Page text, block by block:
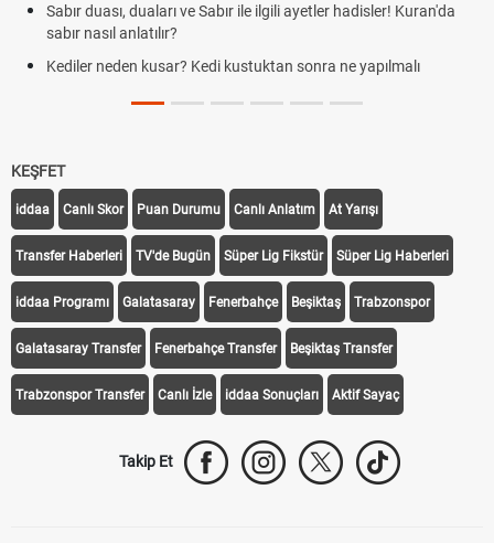
Sabır duası, duaları ve Sabır ile ilgili ayetler hadisler! Kuran'da
sabır nasıl anlatılır?
Kediler neden kusar? Kedi kustuktan sonra ne yapılmalı
KEŞFET
iddaa Canlı Skor Puan Durumu Canlı Anlatım At Yarışı
Transfer Haberleri TV'de Bugün Süper Lig Fikstür Süper Lig Haberleri
iddaa Programı Galatasaray Fenerbahçe Beşiktaş Trabzonspor
Galatasaray Transfer Fenerbahçe Transfer Beşiktaş Transfer
Trabzonspor Transfer Canlı İzle iddaa Sonuçları Aktif Sayaç
Takip Et